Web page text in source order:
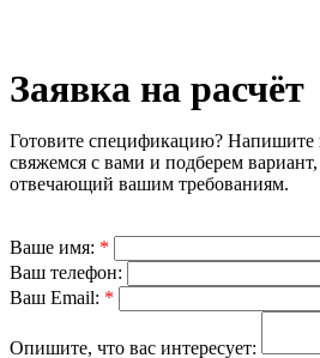
Заявка на расчёт
Готовите спецификацию?
свяжемся с вами и подберем вариант,
отвечающий вашим требованиям.
Ваше имя: *
Ваш телефон:
Ваш Email: *
Опишите, что вас интересует: